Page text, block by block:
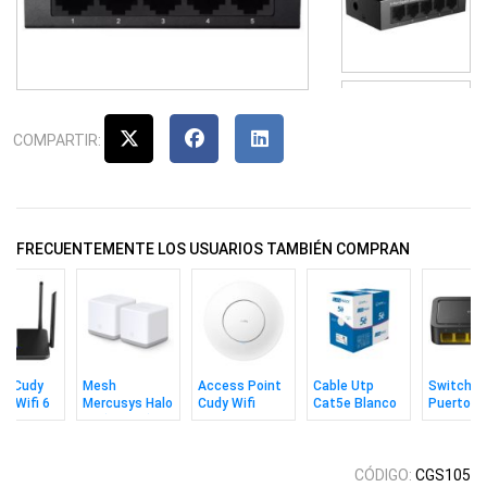
COMPARTIR:
FRECUENTEMENTE LOS USUARIOS TAMBIÉN COMPRAN
Cudy
Wifi 6
Doble
Mesh
Mercusys Halo
S3 (2 Pack)
Access Point
Cudy Wifi
Ac1200 Con
Cable Utp
Cat5e Blanco
305m MPT
Switch
Puertos
10/
CÓDIGO: CGS105